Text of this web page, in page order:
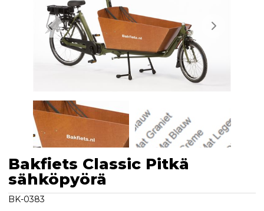
Bakfiets Classic Pitkä
sähköpyörä
BK-0383